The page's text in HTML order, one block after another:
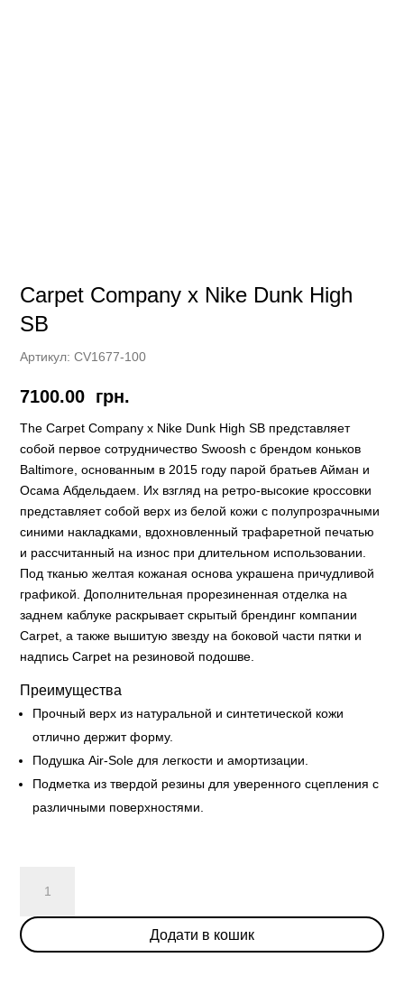
Carpet Company x Nike Dunk High
SB
Артикул:CV1677-100
7100.00 грн.
The Carpet Company x Nike Dunk High SB представляет
собой первое сотрудничество Swoosh с брендом коньков
Baltimore, основанным в 2015 году парой братьев Айман и
Осама Абдельдаем. Их взгляд на ретро-высокие кроссовки
представляет собой верх из белой кожи с полупрозрачными
синими накладками, вдохновленный трафаретной печатью
и рассчитанный на износ при длительном использовании.
Под тканью желтая кожаная основа украшена причудливой
графикой. Дополнительная прорезиненная отделка на
заднем каблуке раскрывает скрытый брендинг компании
Carpet, а также вышитую звезду на боковой части пятки и
надпись Carpet на резиновой подошве.
Преимущества
Прочный верх из натуральной и синтетической кожи
отлично держит форму.
Подушка Air-Sole для легкости и амортизации.
Подметка из твердой резины для уверенного сцепления с
различными поверхностями.
Company
Nike
Додати в кошик